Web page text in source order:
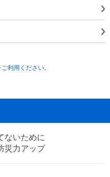
利用ください。
ないために
災力アップ